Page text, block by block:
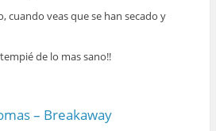
cuando veas que se han secado y
de lo mas sano!!
– Breakaway